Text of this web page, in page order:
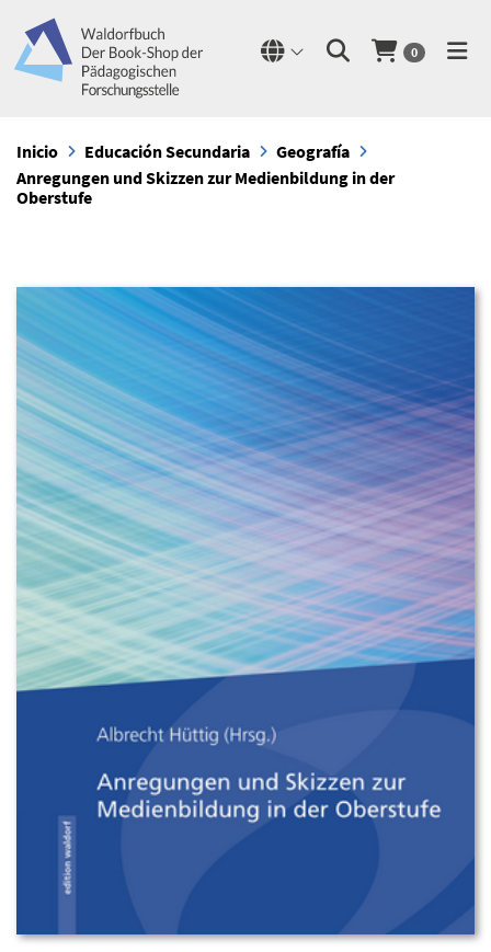
0
Inicio Educación Secundaria
Geografía
Anregungen und Skizzen zur Medienbildung in der
Oberstufe